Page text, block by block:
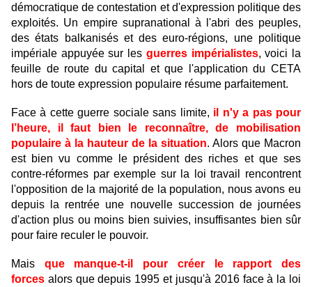
démocratique de contestation et d'expression politique des
exploités. Un empire supranational à l'abri des peuples,
des états balkanisés et des euro-régions, une politique
impériale appuyée sur les guerres impérialistes, voici la
feuille de route du capital et que l'application du CETA
hors de toute expression populaire résume parfaitement.
Face à cette guerre sociale sans limite, il n'y a pas pour
l’heure, il faut bien le reconnaître, de mobilisation
populaire à la hauteur de la situation. Alors que Macron
est bien vu comme le président des riches et que ses
contre-réformes par exemple sur la loi travail rencontrent
l'opposition de la majorité de la population, nous avons eu
depuis la rentrée une nouvelle succession de journées
d'action plus ou moins bien suivies, insuffisantes bien sûr
pour faire reculer le pouvoir.
Mais que manque-t-il pour créer le rapport des
forces alors que depuis 1995 et jusqu'à 2016 face à la loi